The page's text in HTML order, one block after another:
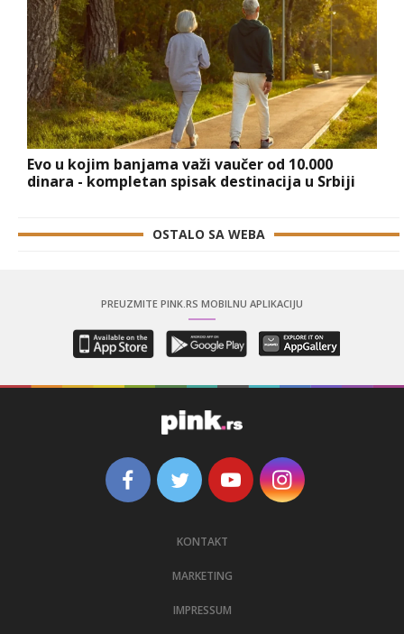
Evo u kojim banjama važi vaučer od 10.000
dinara - kompletan spisak destinacija u Srbiji
OSTALO SA WEBA
PREUZMITE PINK.RS MOBILNU APLIKACIJU
KONTAKT
MARKETING
IMPRESSUM